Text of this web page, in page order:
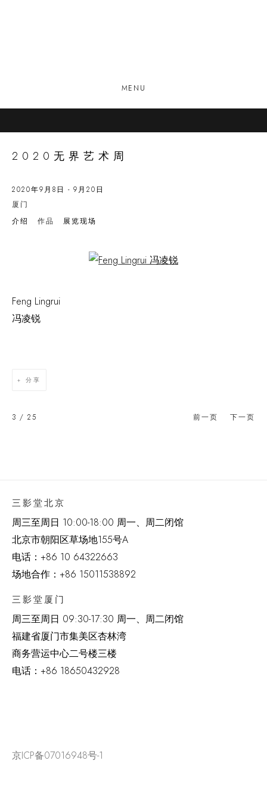
MENU
2020无界艺术周
2020年9月8日 - 9月20日
厦门
介绍
作品 展览现场
Open a larger version of the following image in a popup:
Feng Lingrui
冯凌锐
分享
前一页 下一页
3 / 25
三影堂北京
周三至周日 10:00-18:00 周一、周二闭馆
北京市朝阳区草场地155号A
电话： +86 10 64322663
场地合作：+86 15011538892
三影堂厦门
周三至周日 09:30-17:30 周一、周二闭馆
福建省厦门市集美区杏林湾
商务营运中心二号楼三楼
电话： +86 18650432928
京ICP备07016948号-1